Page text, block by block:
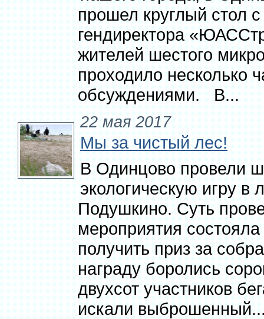
прошел круглый стол
гендиректора
жителей шестого
проходило несколько
обсуждениями. В...
22 мая 2017
Мы за чистый лес!
В Одинцово провели
экологическую игру в
Подушкино. Суть
мероприятия
получить приз за
награду боролись
двухсот участников
искали